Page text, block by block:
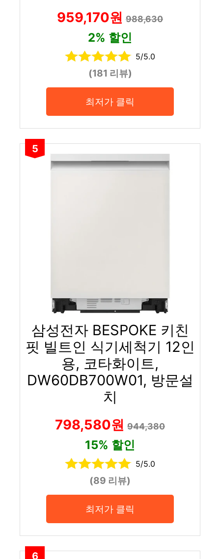
959,170원 988,630
2% 할인
5/5.0
(181 리뷰)
최저가 클릭
5
삼성전자 BESPOKE 키친
핏 빌트인 식기세척기 12인
용, 코타화이트,
DW60DB700W01, 방문설
치
798,580원 944,380
15% 할인
5/5.0
(89 리뷰)
최저가 클릭
6